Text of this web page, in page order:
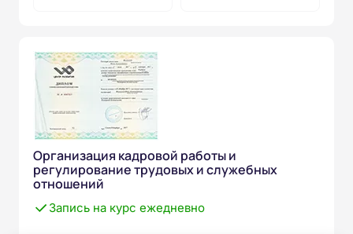
Организация кадровой работы и
регулирование трудовых и служебных
отношений
Запись на курс ежедневно